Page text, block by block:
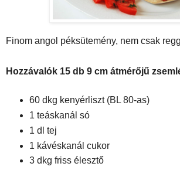
Finom angol péksütemény, nem csak
Hozzávalók 15 db 9 cm átmérőjű
60 dkg kenyérliszt (BL 80-as)
1 teáskanál só
1 dl tej
1 kávéskanál cukor
3 dkg friss élesztő